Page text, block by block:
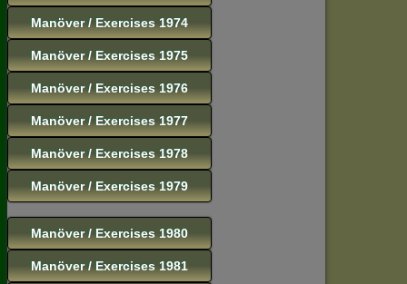
Manöver / Exercises 1974
Manöver / Exercises 1975
Manöver / Exercises 1976
Manöver / Exercises 1977
Manöver / Exercises 1978
Manöver / Exercises 1979
Manöver / Exercises 1980
Manöver / Exercises 1981